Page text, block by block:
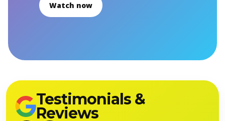
Watch now
Testimonials &
Reviews